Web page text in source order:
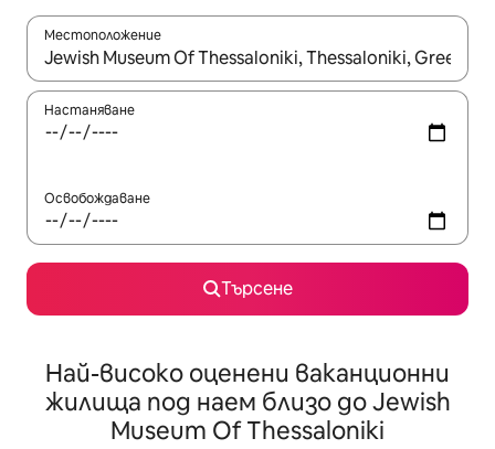
Местоположение
Когато резултатите се покажат, използвайте
Настаняване
Освобождаване
Търсене
Най-високо оценени ваканционни
жилища под наем близо до Jewish
Museum Of Thessaloniki